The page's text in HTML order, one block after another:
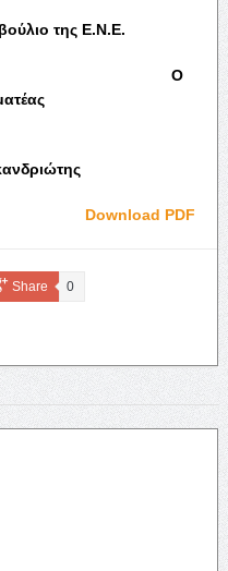
της Ε.Ν.Ε.
Ο
Download PDF
Share 0